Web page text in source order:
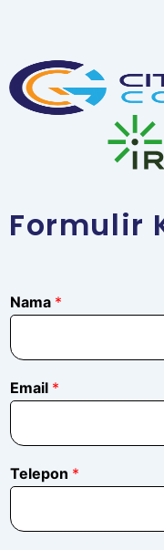
Formulir
*
E
a
l
N
m
Nama *
Email *
Telepon *